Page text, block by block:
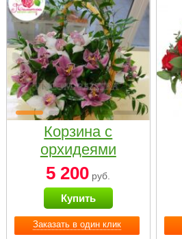
Заказать в один клик
Корзина с
орхидеями
малая
5 200 руб.
Купить